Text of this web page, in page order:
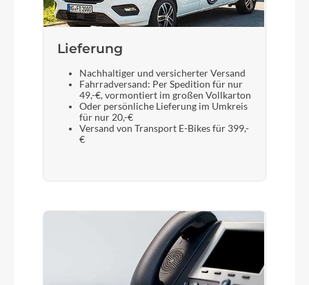
Fox 34 Float Sport AWL , Tapered, 15x110mm, E-
Bike Optimized, 100mm
Bosch Kiox 500, Bosch LED Remote
Sattelstütze
CUBE Dropper Post, Handlebar Lever, Internal
Lieferung
Nachhaltiger und versicherter Versand
Fahrradversand: Per Spedition für nur
49,-€, vormontiert im großen Vollkarton
Oder persönliche Lieferung im Umkreis
für nur 20,-€
Versand von Transport E-Bikes für 399,-
€